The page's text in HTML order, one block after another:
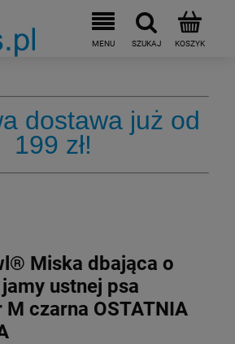
dostawa już od
199 zł!
Miska dbająca o
ustnej psa
czarna OSTATNIA